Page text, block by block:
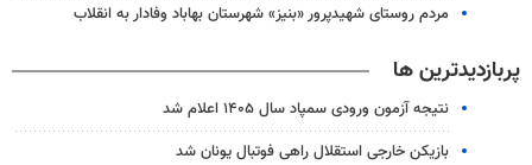
مردم روستای شهیدپرور «بنیز» شهرستان بهاباد وفادار به انقلاب
پربازدیدترین ها
نتیجه آزمون ورودی سمپاد سال ۱۴۰۵ اعلام شد
بازیکن خارجی استقلال راهی فوتبال یونان شد